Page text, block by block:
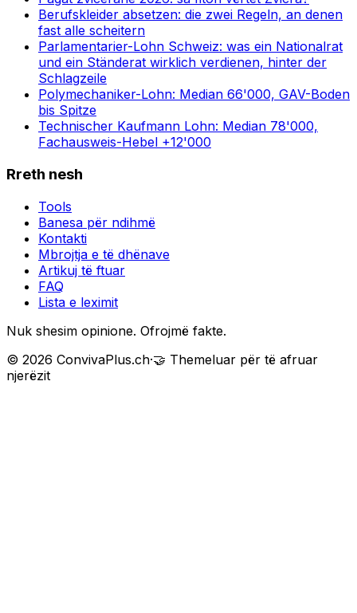
Berufskleider absetzen: die zwei Regeln, an denen
fast alle scheitern
Parlamentarier-Lohn Schweiz: was ein Nationalrat
und ein Ständerat wirklich verdienen, hinter der
Schlagzeile
Polymechaniker-Lohn: Median 66'000, GAV-Boden
bis Spitze
Technischer Kaufmann Lohn: Median 78'000,
Fachausweis-Hebel +12'000
Rreth nesh
Tools
Banesa për ndihmë
Kontakti
Mbrojtja e të dhënave
Artikuj të ftuar
FAQ
Lista e leximit
Nuk shesim opinione. Ofrojmë fakte.
© 2026 ConvivaPlus.ch·🤝 Themeluar për të afruar
njerëzit